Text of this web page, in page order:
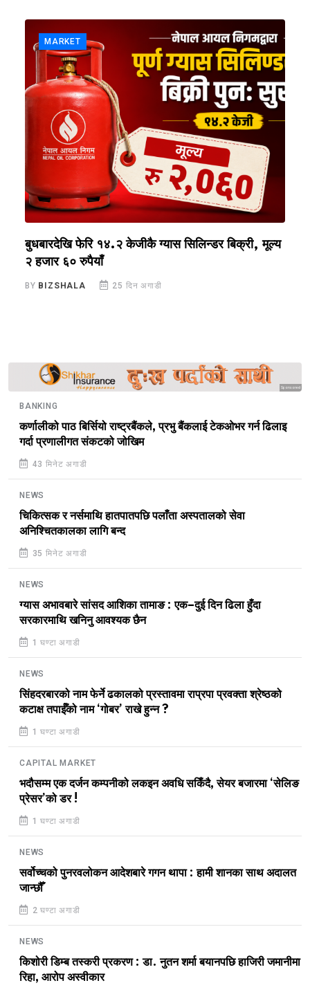
MARKET
बुधबारदेखि फेरि १४.२ केजीकै ग्यास सिलिन्डर बिक्री, मूल्य
२ हजार ६० रुपैयाँ
BY BIZSHALA 25 दिन अगाडी
Sponsored
BANKING
कर्णालीको पाठ बिर्सियो राष्ट्रबैंकले, प्रभु बैंकलाई टेकओभर गर्न ढिलाइ
गर्दा प्रणालीगत संकटको जोखिम
43 मिनेट अगाडी
NEWS
चिकित्सक र नर्समाथि हातपातपछि पलाँता अस्पतालको सेवा
अनिश्चितकालका लागि बन्द
35 मिनेट अगाडी
NEWS
ग्यास अभावबारे सांसद आशिका तामाङ : एक–दुई दिन ढिला हुँदा
सरकारमाथि खनिनु आवश्यक छैन
1 घण्टा अगाडी
NEWS
सिंहदरबारको नाम फेर्ने ढकालको प्रस्तावमा राप्रपा प्रवक्ता श्रेष्ठको
कटाक्ष तपाईँको नाम ‘गोबर’ राखे हुन्न ?
1 घण्टा अगाडी
CAPITAL MARKET
भदौसम्म एक दर्जन कम्पनीको लकइन अवधि सकिँदै, सेयर बजारमा ‘सेलिङ
प्रेसर’को डर !
1 घण्टा अगाडी
NEWS
सर्वोच्चको पुनरवलोकन आदेशबारे गगन थापा : हामी शानका साथ अदालत
जान्छौँ
2 घण्टा अगाडी
NEWS
किशोरी डिम्ब तस्करी प्रकरण : डा. नुतन शर्मा बयानपछि हाजिरी जमानीमा
रिहा, आरोप अस्वीकार